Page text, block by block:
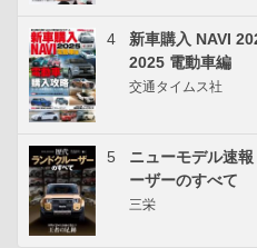
4
新車購入 NAVI
2025 電動車編
交通タイムス社
5
ニューモデル速
ーザーのすべて
三栄